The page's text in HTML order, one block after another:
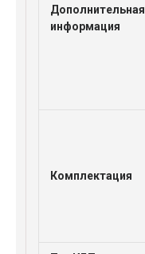
Дополнительная
информация
Комплектация